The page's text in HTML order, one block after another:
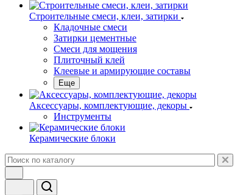
Строительные смеси, клеи, затирки
Кладочные смеси
Затирки цементные
Смеси для мощения
Плиточный клей
Клеевые и армирующие составы
Еще
Аксессуары, комплектующие, декоры
Инструменты
Керамические блоки